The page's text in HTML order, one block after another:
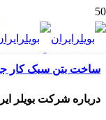
ساخت بتن سبک کار
درباره شرکت بویلر